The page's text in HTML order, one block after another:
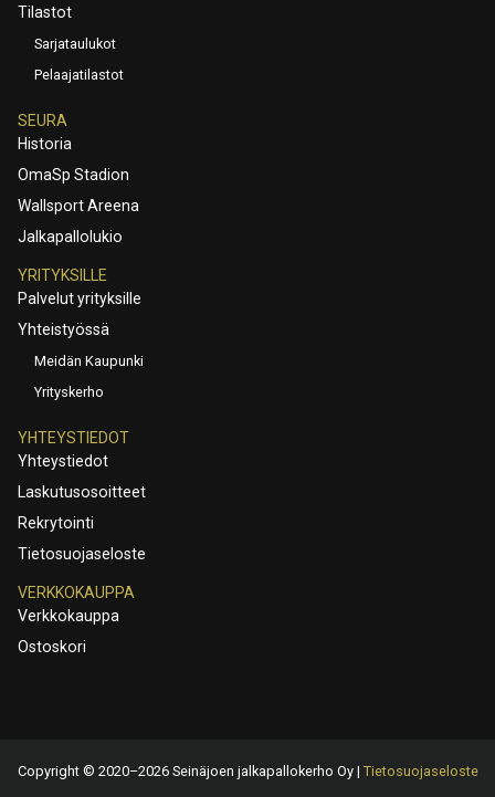
Tilastot
Sarjataulukot
Pelaajatilastot
SEURA
Historia
OmaSp Stadion
Wallsport Areena
Jalkapallolukio
YRITYKSILLE
Palvelut yrityksille
Yhteistyössä
Meidän Kaupunki
Yrityskerho
YHTEYSTIEDOT
Yhteystiedot
Laskutusosoitteet
Rekrytointi
Tietosuojaseloste
VERKKOKAUPPA
Verkkokauppa
Ostoskori
Copyright © 2020–2026 Seinäjoen jalkapallokerho Oy | Tietosuojaseloste